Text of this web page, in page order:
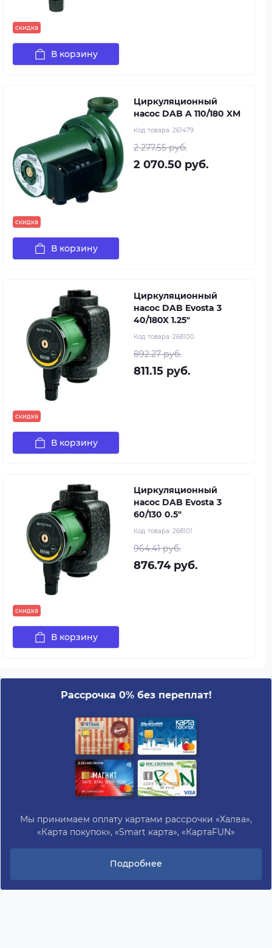
скидка
В корзину
скидка
Циркуляционный
насос DAB A 110/180 XM
Код товара: 261479
2 277.55 руб.
2 070.50 руб.
В корзину
скидка
Циркуляционный
насос DAB Evosta 3
40/180X 1.25"
Код товара: 268100
892.27 руб.
811.15 руб.
В корзину
скидка
Циркуляционный
насос DAB Evosta 3
60/130 0.5"
Код товара: 268101
964.41 руб.
876.74 руб.
В корзину
Рассрочка 0% без переплат!
Мы принимаем оплату картами рассрочки «Халва»,
«Карта покупок», «Smart карта», «КартаFUN»
Подробнее